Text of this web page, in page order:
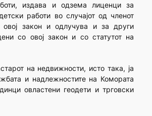
издава и одзема лиценци за
работи во случајот од членот
закон и одлучува и за други
со овој закон и со статутот на
на недвижности, исто така, ја
и надлежностите на Комората
овластени геодети и трговски